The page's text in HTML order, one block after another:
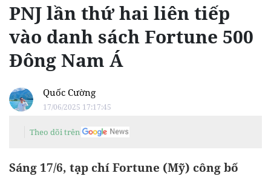
PNJ lần thứ hai liên tiếp
vào danh sách Fortune 500
Đông Nam Á
Quốc Cường
17/06/2025 17:17:45
Theo dõi trên
Sáng 17/6, tạp chí Fortune (Mỹ) công bố